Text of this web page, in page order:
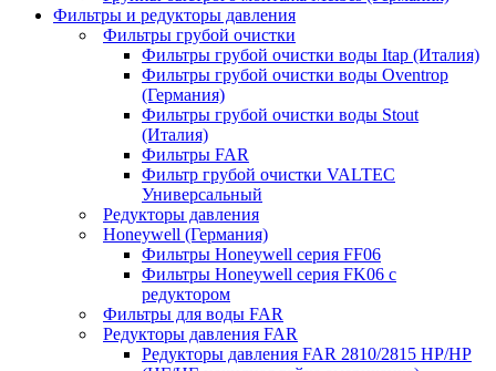
Фильтры и редукторы давления
Фильтры грубой очистки
Фильтры грубой очистки воды Itap (Италия)
Фильтры грубой очистки воды Oventrop
(Германия)
Фильтры грубой очистки воды Stout
(Италия)
Фильтры FAR
Фильтр грубой очистки VALTEC
Универсальный
Редукторы давления
Honeywell (Германия)
Фильтры Honeywell серия FF06
Фильтры Honeywell серия FK06 с
редуктором
Фильтры для воды FAR
Редукторы давления FAR
Редукторы давления FAR 2810/2815 НР/НР